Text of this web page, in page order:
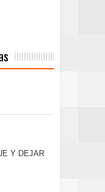
Y DEJAR